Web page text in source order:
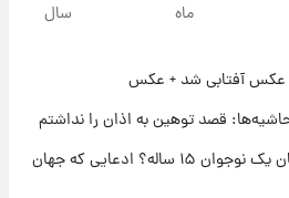
سکه و طلا فرداماه سال
عکس آفتابی شد + عکس
قصد توهین به اذان را نداشتم
راز طول عمر انسان در دستان یک نوجوان ۱۵ ساله؟ ادعایی که جهان